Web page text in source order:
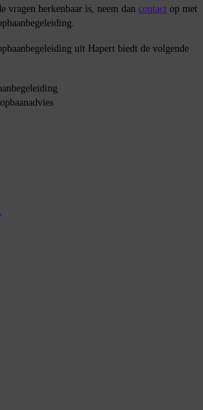
vragen herkenbaar is, neem dan contact op met
uit Hapert biedt de volgende